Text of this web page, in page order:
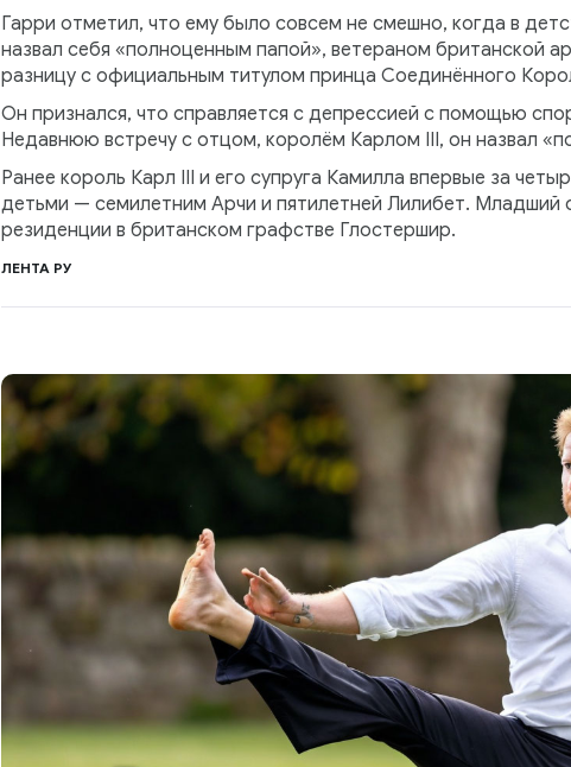
Гарри отметил, что ему было совсем не смешно, когда в
назвал себя «полноценным папой», ветераном британской
разницу с официальным титулом принца Соединённого
Он признался, что справляется с депрессией с помощью
Недавнюю встречу с отцом, королём Карлом III, он назвал
Ранее король Карл III и его супруга Камилла впервые за
детьми — семилетним Арчи и пятилетней Лилибет. Младший
резиденции в британском графстве Глостершир.
ЛЕНТА РУ